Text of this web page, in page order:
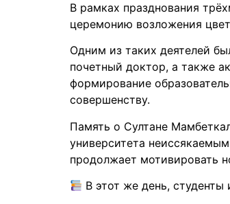
В рамках празднования
церемонию возложения
Одним из таких деятелей
почетный доктор, а также
формирование
совершенству.
Память о Султане
университета
продолжает мотивировать
В этот же день,